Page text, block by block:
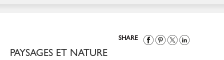
SHARE
PAYSAGES ET NATURE